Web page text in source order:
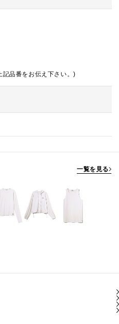
品番をお伝え下さい。)
一覧を見る